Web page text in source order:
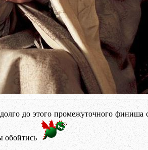
до этого промежуточного финиша
обойтись